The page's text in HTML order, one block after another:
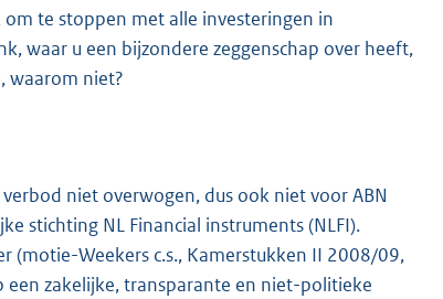
te stoppen met alle investeringen in
waar u een bijzondere zeggenschap over heeft,
waarom niet?
niet overwogen, dus ook niet voor ABN
stichting NL Financial instruments (NLFI).
(motie-Weekers c.s., Kamerstukken II 2008/09,
zakelijke, transparante en niet-politieke